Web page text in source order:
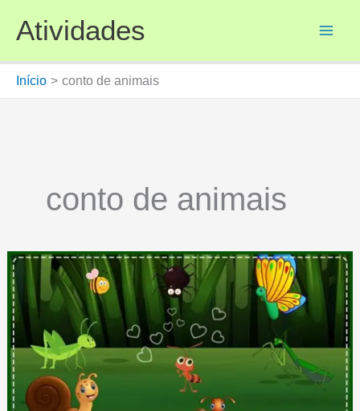
para
conteúdo
Atividades
Início conto de animais
conto de animais